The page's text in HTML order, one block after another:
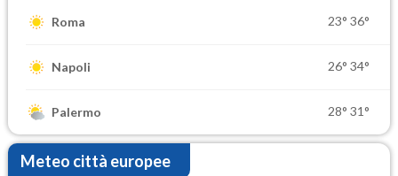
Roma 23° 36°
Napoli 26° 34°
Palermo 28° 31°
Meteo città europee